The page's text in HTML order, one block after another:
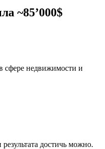
~85’000$
сфере недвижимости и
достичь можно.